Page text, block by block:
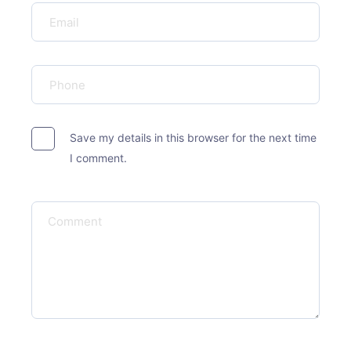
Save my details in this browser for the next time
I comment.